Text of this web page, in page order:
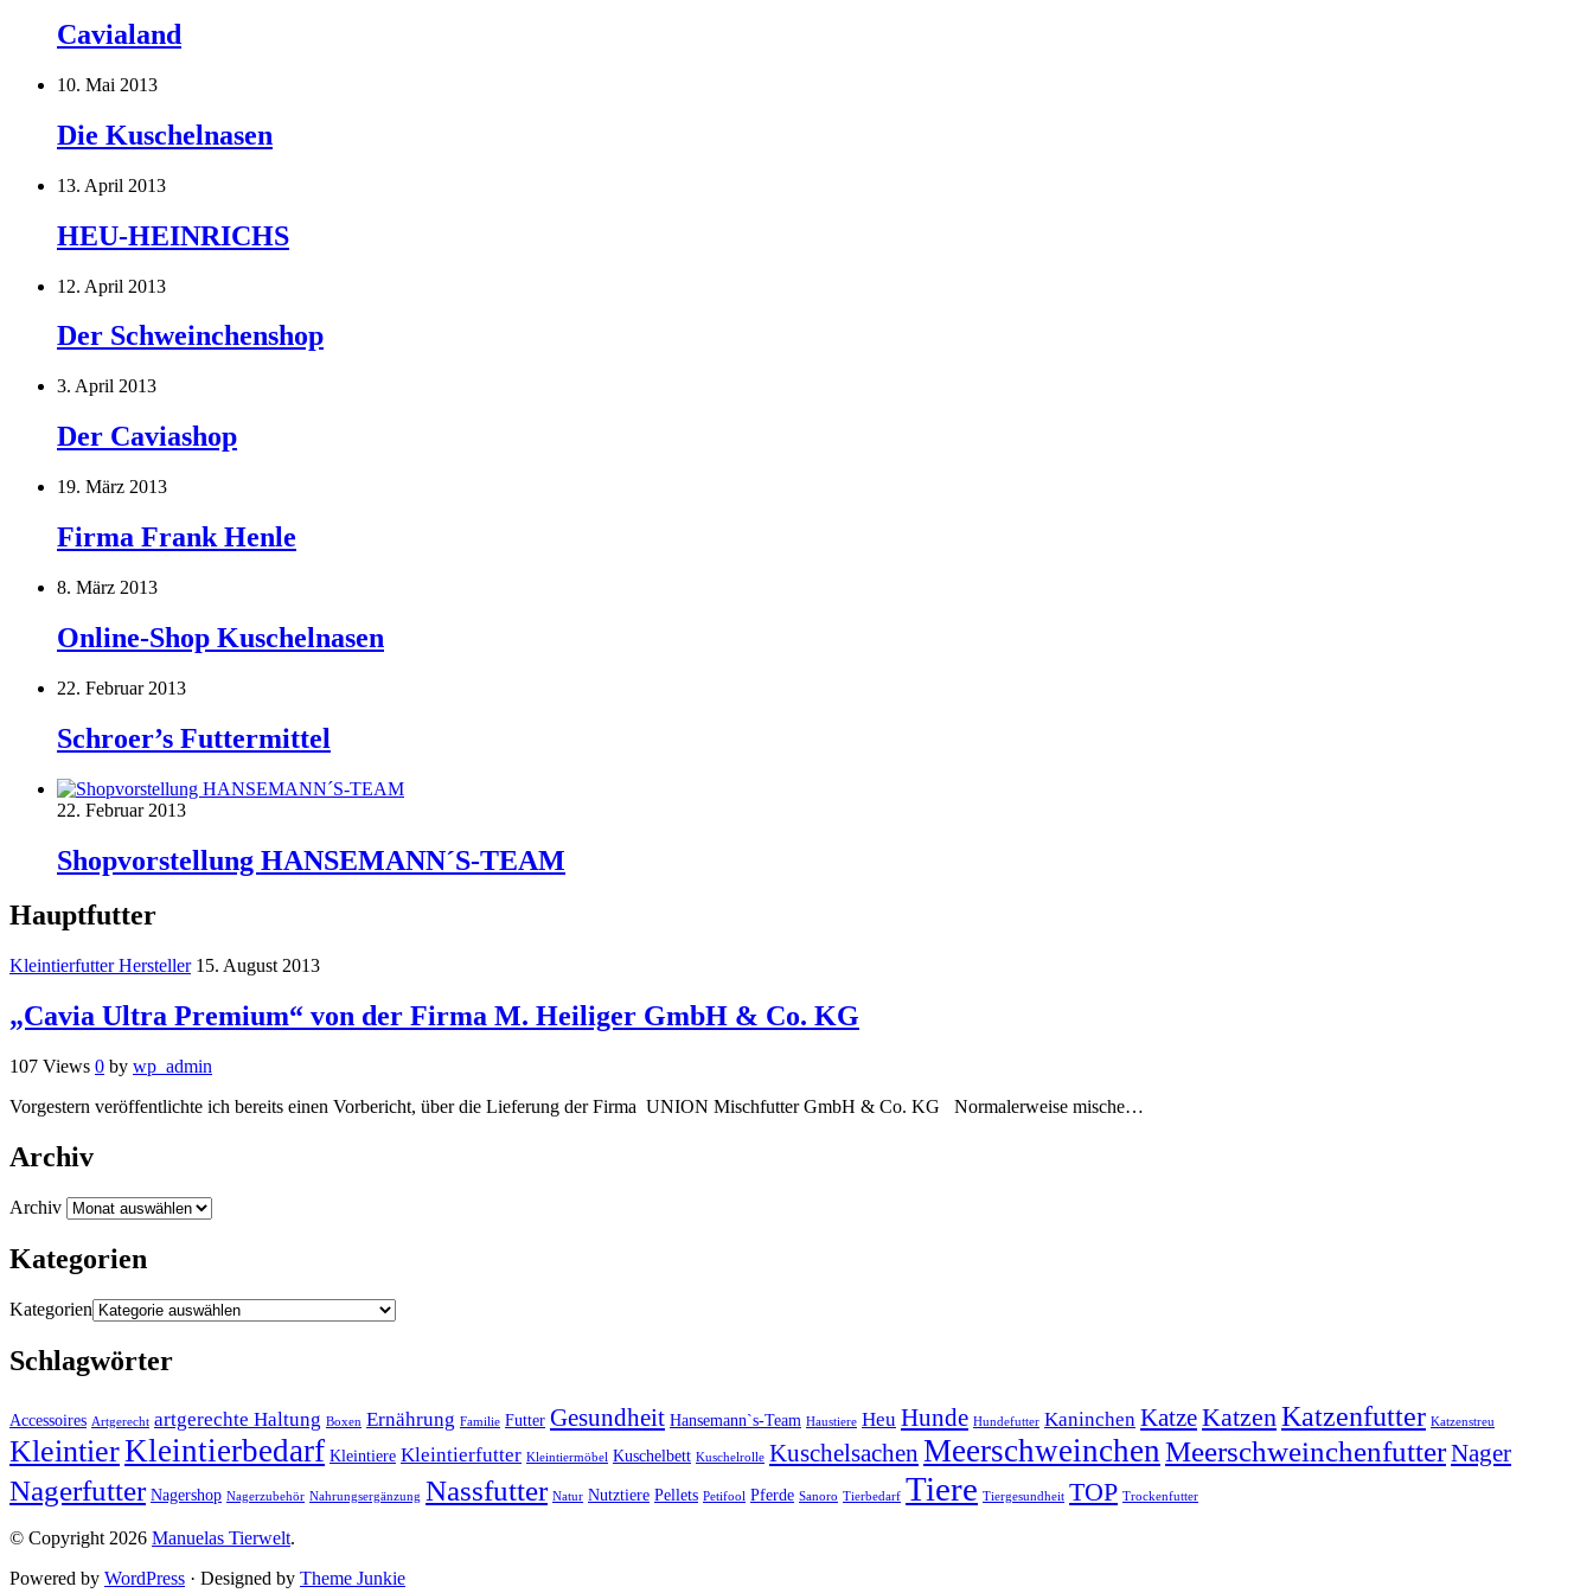
Cavialand
10. Mai 2013
Die Kuschelnasen
13. April 2013
HEU-HEINRICHS
12. April 2013
Der Schweinchenshop
3. April 2013
Der Caviashop
19. März 2013
Firma Frank Henle
8. März 2013
Online-Shop Kuschelnasen
22. Februar 2013
Schroer’s Futtermittel
22. Februar 2013
Shopvorstellung HANSEMANN´S-TEAM
Hauptfutter
Kleintierfutter Hersteller 15. August 2013
„Cavia Ultra Premium“ von der Firma M. Heiliger GmbH & Co. KG
107 Views 0 by wp_admin
Vorgestern veröffentlichte ich bereits einen Vorbericht, über die Lieferung der Firma UNION Mischfutter GmbH & Co. KG Normalerweise mische…
Archiv
Archiv
Kategorien
Kategorien
Schlagwörter
Accessoires Artgerecht artgerechte Haltung Boxen Ernährung Familie Futter Gesundheit Hansemann`s-Team Haustiere Heu Hunde Hundefutter Kaninchen KatzeKatzen Katzenfutter Katzenstreu
KleintierKleintierbedarf Kleintiere Kleintierfutter Kleintiermöbel Kuschelbett Kuschelrolle Kuschelsachen Meerschweinchen MeerschweinchenfutterNager
Nagerfutter Nagershop Nagerzubehör Nahrungsergänzung Nassfutter Natur Nutztiere Pellets Petifool Pferde Sanoro Tierbedarf Tiere Tiergesundheit TOP Trockenfutter
© Copyright 2026 Manuelas Tierwelt.
Powered by WordPress · Designed by Theme Junkie